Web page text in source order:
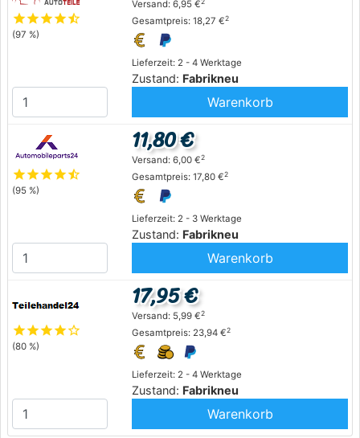
starstarstarstarstar_half
(97 %)
Lieferzeit: 2 - 4 Werktage
Zustand: Fabrikneu
Versand: 6,95 €
Gesamtpreis: 18,27 €2
Warenkorb
starstarstarstarstar_half
(95 %)
Lieferzeit: 2 - 3 Werktage
Zustand: Fabrikneu
11,80 €
Versand: 6,00 €2
Gesamtpreis: 17,80 €2
Warenkorb
starstarstarstarstar_outline
(80 %)
Lieferzeit: 2 - 4 Werktage
Zustand: Fabrikneu
17,95 €
Versand: 5,99 €2
Gesamtpreis: 23,94 €2
Warenkorb